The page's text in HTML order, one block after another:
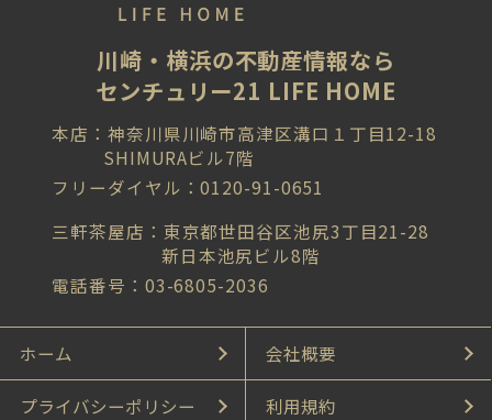
川崎・横浜の不動産情報なら
センチュリー21 LIFE HOME
本店：神奈川県川崎市高津区溝口１丁目12-18
SHIMURAビル7階
フリーダイヤル：0120-91-0651
三軒茶屋店：東京都世田谷区池尻3丁目21-28
新日本池尻ビル8階
電話番号：03-6805-2036
ホーム 会社概要
プライバシーポリシー 利用規約